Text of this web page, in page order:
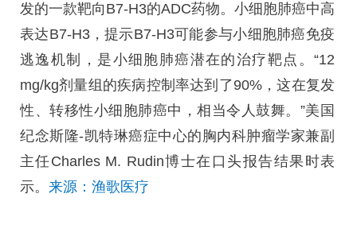
发的一款靶向B7-H3的ADC药物。小细胞肺癌中高
表达B7-H3，提示B7-H3可能参与小细胞肺癌免疫
逃逸机制，是小细胞肺癌潜在的治疗靶点。“12
mg/kg剂量组的疾病控制率达到了90%，这在复发
性、转移性小细胞肺癌中，相当令人鼓舞。”美国
纪念斯隆-凯特琳癌症中心的胸内科肿瘤学家兼副
主任Charles M. Rudin博士在口头报告结果时表
示。 来源：渔歌医疗